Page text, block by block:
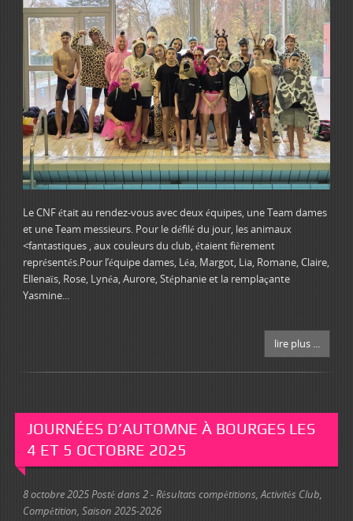
Le CNF était au rendez-vous avec deux équipes, une Team dames
et une Team messieurs. Pour le défilé du jour, les animaux
<fantastiques , aux couleurs du club, étaient fièrement
représentés.Pour l’équipe dames, Léa, Margot, Lia, Romane, Claire,
Ellenaïs, Rose, Lynéa, Aurore, Stéphanie et la remplaçante
Yasmine...
lire plus ...
JOURNÉES D’AUTOMNE À BOURGES LES
4 ET 5 OCTOBRE 2025
8 octobre 2025Posté dans 2 - Résultats compétitions,Activités Club,
Compétition, Saison 2025-2026